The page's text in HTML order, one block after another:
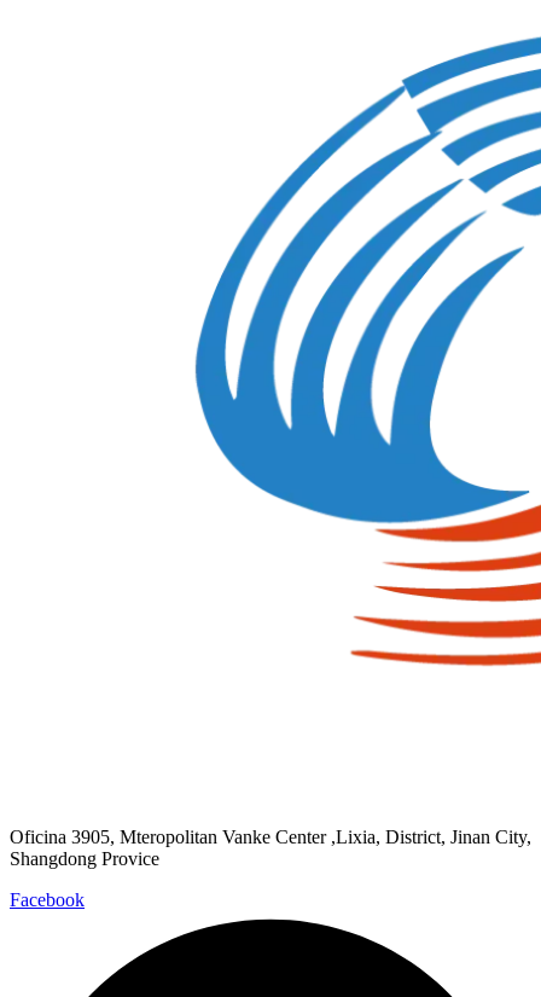
Oficina 3905, Mteropolitan Vanke Center ,Lixia, District, Jinan City,
Shangdong Provice
Facebook